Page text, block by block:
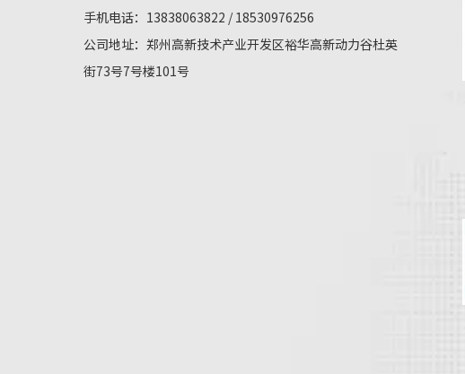
手机电话：13838063822 / 18530976256
公司地址：郑州高新技术产业开发区裕华高新动力谷杜英
街73号7号楼101号